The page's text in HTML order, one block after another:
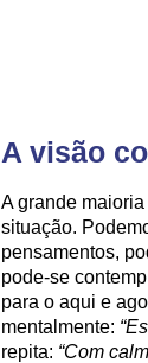
A visão
A grande
situação.
pensamentos,
pode-se
para o aqui e
mentalmente:
repita: “Com